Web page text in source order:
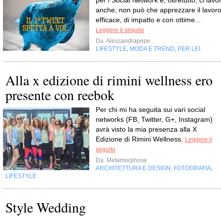
anche, non può che apprezzare il lavoro
efficace, di impatto e con ottime...
Leggere il seguito
Da Alessandrapepe
LIFESTYLE MODA E TREND PER LEI
Alla x edizione di rimini wellness ero
presente con reebok
Per chi mi ha seguita sui vari social
networks (FB, Twitter, G+, Instagram)
avrà visto la mia presenza alla X
Edizione di Rimini Wellness.
Leggere il
seguito
Da Metamorphose
ARCHITETTURA E DESIGN FOTOGRAFIA
LIFESTYLE
Style Wedding